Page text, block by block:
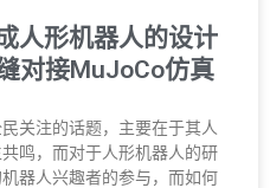
人形机器人的设计
对接MuJoCo仿真
关注的话题，主要在于其人
鸣，而对于人形机器人的研
器人兴趣者的参与，而如何